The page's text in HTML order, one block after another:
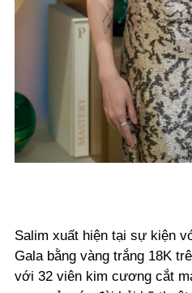
Salim xuất hiện tại sự kiện
Gala bằng vàng trắng 18K
với 32 viên kim cương cắt